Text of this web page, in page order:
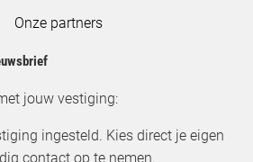
Onze partners
jouw vestiging:
ingesteld. Kies direct je eigen
contact op te nemen.